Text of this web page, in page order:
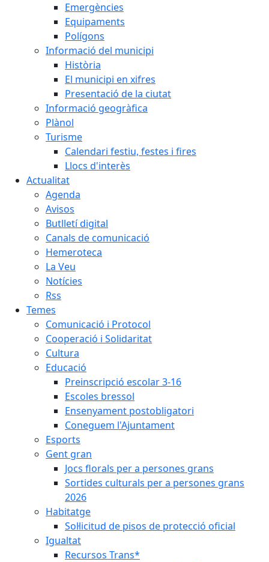
Emergències
Equipaments
Polígons
Informació del municipi
Història
El municipi en xifres
Presentació de la ciutat
Informació geogràfica
Plànol
Turisme
Calendari festiu, festes i fires
Llocs d'interès
Actualitat
Agenda
Avisos
Butlletí digital
Canals de comunicació
Hemeroteca
La Veu
Notícies
Rss
Temes
Comunicació i Protocol
Cooperació i Solidaritat
Cultura
Educació
Preinscripció escolar 3-16
Escoles bressol
Ensenyament postobligatori
Coneguem l'Ajuntament
Esports
Gent gran
Jocs florals per a persones grans
Sortides culturals per a persones grans
2026
Habitatge
Sol·licitud de pisos de protecció oficial
Igualtat
Recursos Trans*